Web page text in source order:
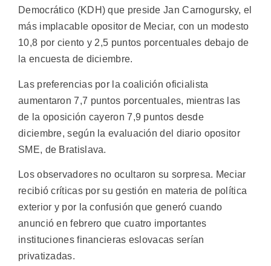
Democrático (KDH) que preside Jan Carnogursky, el
más implacable opositor de Meciar, con un modesto
10,8 por ciento y 2,5 puntos porcentuales debajo de
la encuesta de diciembre.
Las preferencias por la coalición oficialista
aumentaron 7,7 puntos porcentuales, mientras las
de la oposición cayeron 7,9 puntos desde
diciembre, según la evaluación del diario opositor
SME, de Bratislava.
Los observadores no ocultaron su sorpresa. Meciar
recibió críticas por su gestión en materia de política
exterior y por la confusión que generó cuando
anunció en febrero que cuatro importantes
instituciones financieras eslovacas serían
privatizadas.